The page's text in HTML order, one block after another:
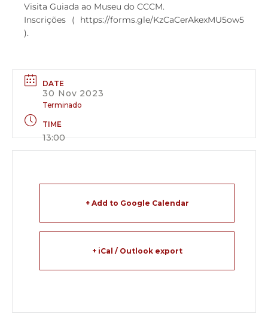
Visita Guiada ao Museu do CCCM.
Inscrições ( https://forms.gle/KzCaCerAkexMU5ow5
).
DATE
30 Nov 2023
Terminado
TIME
13:00
+ Add to Google Calendar
+ iCal / Outlook export